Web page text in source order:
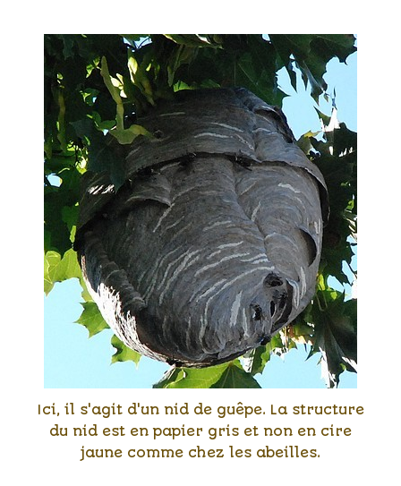
Ici, il s'agit d'un nid de guêpe. La structure
du nid est en papier gris et non en cire
jaune comme chez les abeilles.